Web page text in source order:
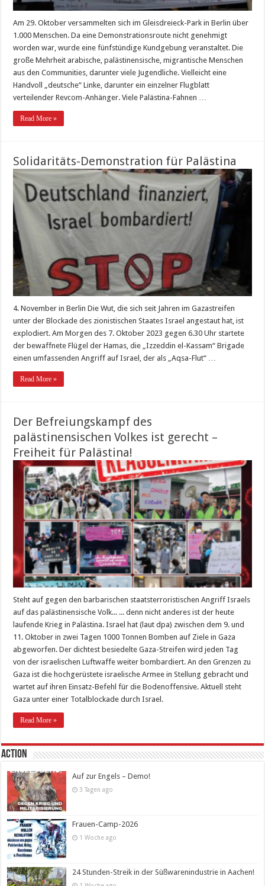
Am 29. Oktober versammelten sich im Gleisdreieck-Park in Berlin über
1.000 Menschen. Da eine Demonstrationsroute nicht genehmigt
worden war, wurde eine fünfstündige Kundgebung veranstaltet. Die
große Mehrheit arabische, palästinensische, migrantische Menschen
aus den Communities, darunter viele Jugendliche. Vielleicht eine
Handvoll „deutsche“ Linke, darunter ein einzelner Flugblatt
verteilender Revcom-Anhänger. Viele Palästina-Fahnen …
Read More »
Solidaritäts-Demonstration für Palästina
4. November in Berlin Die Wut, die sich seit Jahren im Gazastreifen
unter der Blockade des zionistischen Staates Israel angestaut hat, ist
explodiert. Am Morgen des 7. Oktober 2023 gegen 6.30 Uhr startete
der bewaffnete Flügel der Hamas, die „Izzeddin el-Kassam“ Brigade
einen umfassenden Angriff auf Israel, der als „Aqsa-Flut“ …
Read More »
Der Befreiungskampf des
palästinensischen Volkes ist gerecht –
Freiheit für Palästina!
Steht auf gegen den barbarischen staatsterroristischen Angriff Israels
auf das palästinensische Volk... ... denn nicht anderes ist der heute
laufende Krieg in Palästina. Israel hat (laut dpa) zwischen dem 9. und
11. Oktober in zwei Tagen 1000 Tonnen Bomben auf Ziele in Gaza
abgeworfen. Der dichtest besiedelte Gaza-Streifen wird jeden Tag
von der israelischen Luftwaffe weiter bombardiert. An den Grenzen zu
Gaza ist die hochgerüstete israelische Armee in Stellung gebracht und
wartet auf ihren Einsatz-Befehl für die Bodenoffensive. Aktuell steht
Gaza unter einer Totalblockade durch Israel.
Read More »
Action
Auf zur Engels – Demo!
3 Tagen ago
Frauen-Camp-2026
1 Woche ago
24 Stunden-Streik in der Süßwarenindustrie in Aachen!